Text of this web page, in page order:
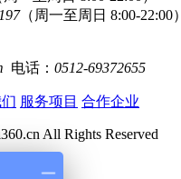
（周一至周日 8:00-22:00）
电话： 0512-69372655
服务项目 合作企业
All Rights Reserved